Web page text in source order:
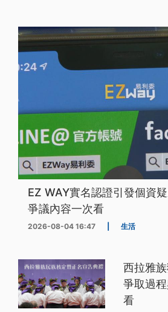
EZ WAY實名認證引發個資
爭議內容一次看
2026-08-04 16:47 生活
西拉雅
爭取過
看